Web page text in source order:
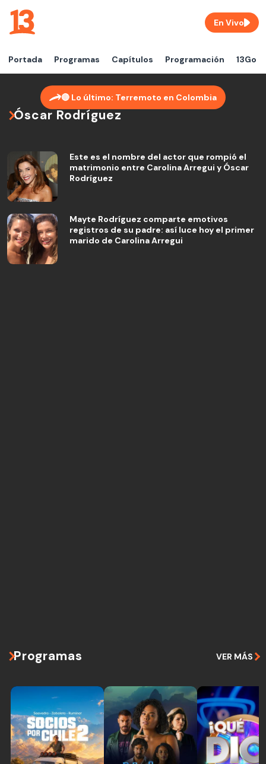
Portada Programas Capítulos Programación 13Go
En Vivo
🔴 Lo último: Terremoto en Colombia
Óscar Rodríguez
Este es el nombre del actor que rompió el
matrimonio entre Carolina Arregui y Óscar
Rodríguez
Mayte Rodríguez comparte emotivos
registros de su padre: así luce hoy el primer
marido de Carolina Arregui
Programas VER MÁS